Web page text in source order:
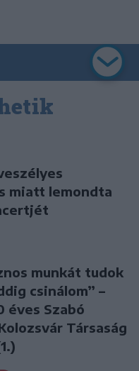
miatt lemondta
munkát tudok
csinálom” –
éves Szabó
Társaság